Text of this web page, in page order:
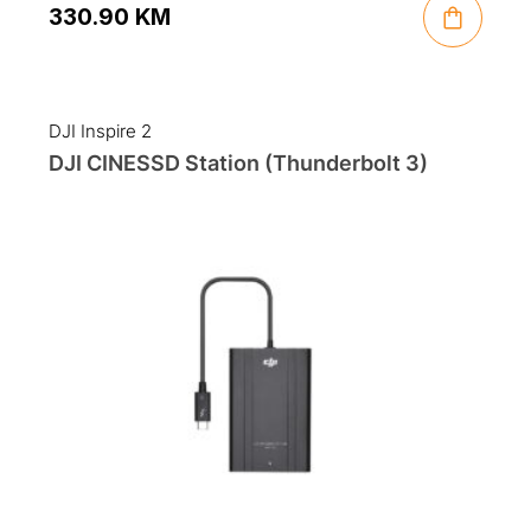
330.90 KM
DJI Inspire 2
DJI CINESSD Station (Thunderbolt 3)